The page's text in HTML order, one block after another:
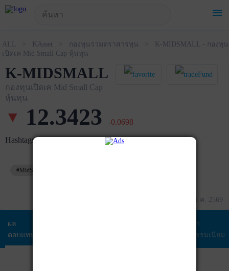
menu
ALL > KAsset > กองทุนรวมตราสารทุน > K-MIDSMALL - กองทุน
เปิดเค Mid Small Cap หุ้นทุน
K-MIDSMALL
กองทุนเปิดเค Mid Small Cap
หุ้นทุน
▼ 12.3423 -0.0698
Hashtags
#MidSmallCap
ข้อมูล ณ วันที่ 05 ส.ค. 2569
ผล
ตอบแทน
ค่า
ธรรมเนียม
!-- Start Advertise -->